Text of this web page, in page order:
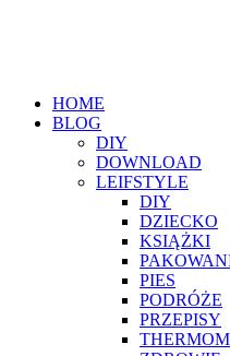
HOME
BLOG
DIY
DOWNLOAD
LEIFSTYLE
DIY
DZIECKO
KSIĄŻKI
PIES
PODRÓŻE
PRZEPISY